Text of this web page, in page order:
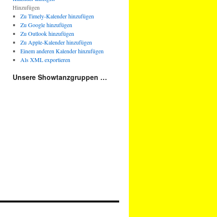
Hinzufügen
Zu Timely-Kalender hinzufügen
Zu Google hinzufügen
Zu Outlook hinzufügen
Zu Apple-Kalender hinzufügen
Einem anderen Kalender hinzufügen
Als XML exportieren
Unsere Showtanzgruppen …